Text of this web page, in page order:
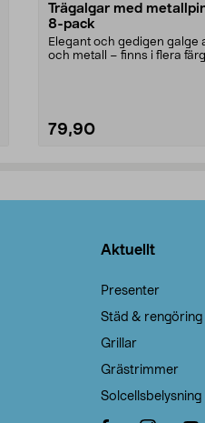
Trägalgar med
8-pack
Elegant och gedigen galge
och metall – finns i flera
79,90
Aktuellt
Presenter
Städ & rengöring
Grillar
Grästrimmer
Solcellsbelysning